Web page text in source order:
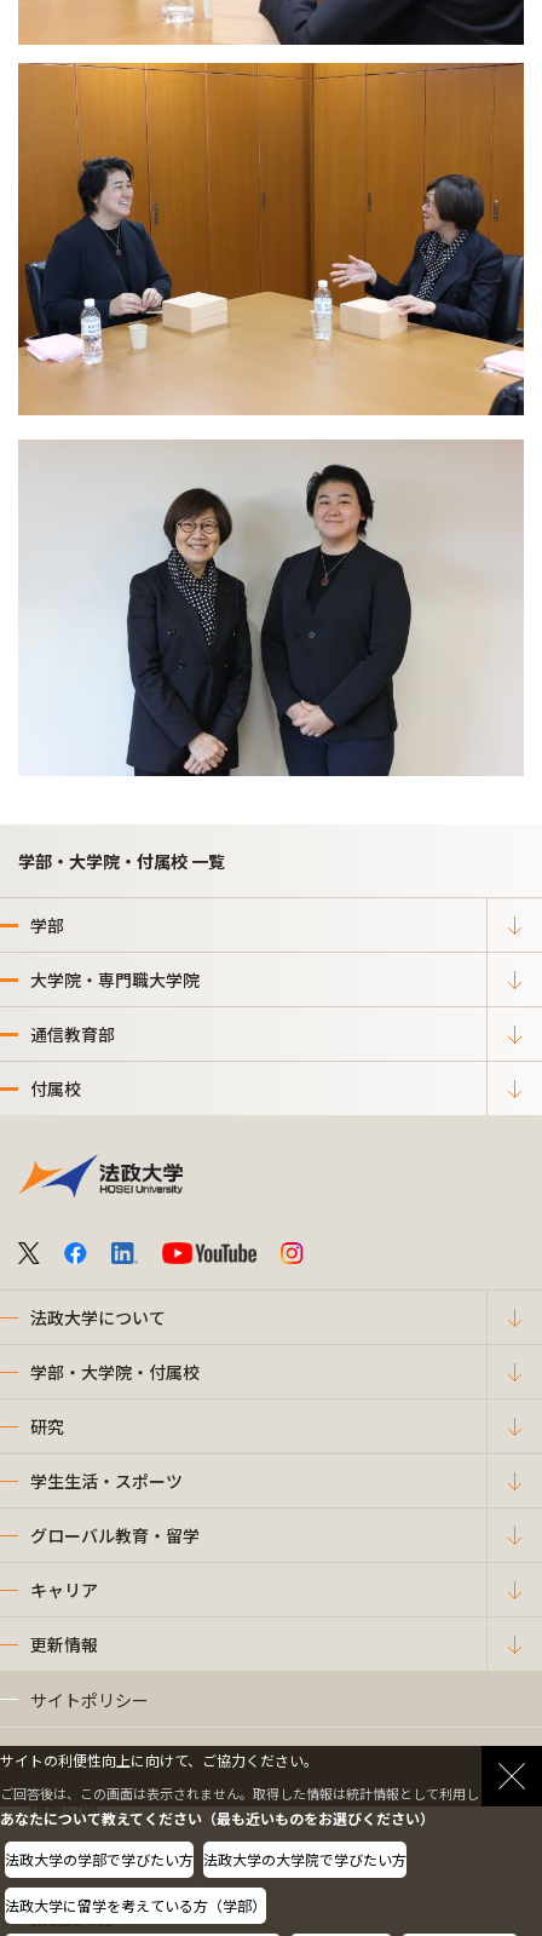
学部・大学院・付属校 一覧
学部
大学院・専門職大学院
通信教育部
付属校
法政大学について
学部・大学院・付属校
研究
学生生活・スポーツ
グローバル教育・留学
キャリア
更新情報
サイトポリシー
プライバシーポリシー
情報公開
採用情報
教職員の方へ
サイトの利便性向上に向けて、ご協力ください。
ご回答後は、この画面は表示されません。取得した情報は統計情報として利用します。
あなたについて教えてください（最も近いものをお選びください）
法政大学の学部で学びたい方 法政大学の大学院で学びたい方
法政大学に留学を考えている方（学部）